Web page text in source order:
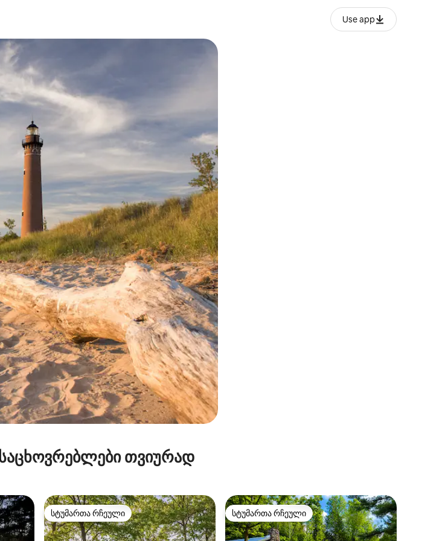
Use app
ზემოთ/ქვემოთ მიმართული ისრებით ან შეხებისა თუ თითის გასმის ჟესტები.
თვიურად
სტუმართა რჩეული
სტუმართა რჩეული სტუმართა რჩეული
სტუმართა რჩეული